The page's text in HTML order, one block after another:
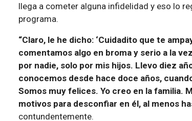
llega a cometer alguna infidelidad y eso lo
programa.
“Claro, le he dicho: ‘Cuidadito que te
comentamos algo en broma y serio a la
por nadie, solo por mis hijos. Llevo diez
conocemos desde hace doce años,
Somos muy felices. Yo creo en la familia.
motivos para desconfiar en él, al menos
contundentemente.